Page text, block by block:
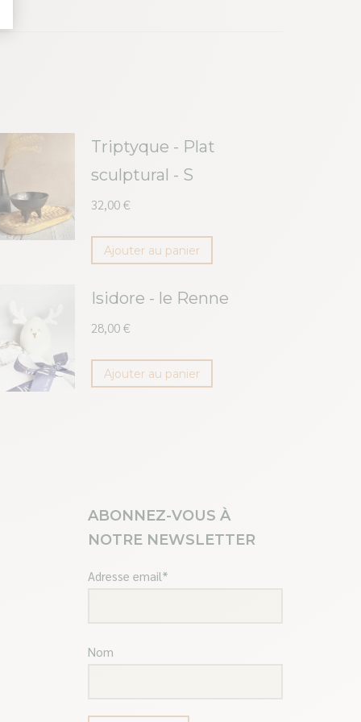
Triptyque - Plat
sculptural - S
32,00 €
Ajouter au panier
Isidore - le Renne
28,00 €
Ajouter au panier
ABONNEZ-VOUS À
NOTRE NEWSLETTER
Adresse email*
Nom